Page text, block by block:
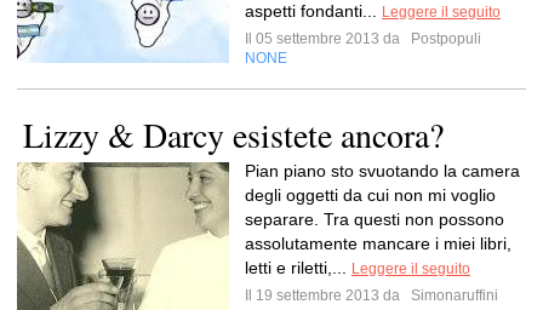
aspetti fondanti...
Leggere il seguito
Il 05 settembre 2013 da
Postpopuli
NONE
Lizzy & Darcy esistete ancora?
Pian piano sto svuotando la camera
degli oggetti da cui non mi voglio
separare. Tra questi non possono
assolutamente mancare i miei libri,
letti e riletti,...
Leggere il seguito
Il 19 settembre 2013 da
Simonaruffini